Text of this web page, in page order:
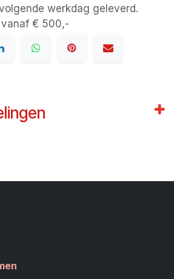
werkdag geleverd.
€ 500,-